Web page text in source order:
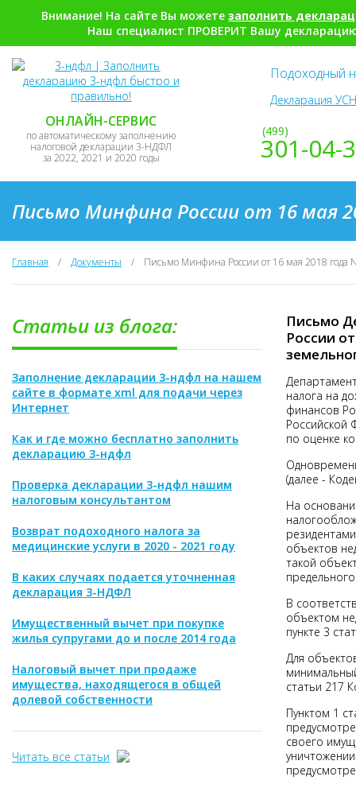
Внимание! На сайте Вы можетезаполнить
Наш специалист ПРОВЕРИТ Вашу
ОНЛАЙН-СЕРВИС
по автоматическому заполнению
налоговой декларации 3-НДФЛ
за 2022, 2021 и 2020 годы
Подоходный
Декларация
(499)
301-04-
Письмо Минфина России от 16 мая
Главная / Документы / Письмо Минфина России от 16 мая 2018 года
Статьи из блога:
Заполнение декларации 3-ндфл на нашем
сайте в формате xml для подачи через
Интернет
Как и где можно бесплатно заполнить
декларацию 3-ндфл
Проверка декларации 3-ндфл нашим
налоговым консультантом
Возврат подоходного налога за
медицинские услуги в 2020 - 2021 году
В каких случаях подается уточненная
декларация 3-НДФЛ
Имущественный вычет при покупке
жилья супругами до и после 2014 года
Налоговый вычет при продаже
имущества, находящегося в общей
долевой собственности
Читать все статьи
Письмо
России
налога на
финансов
Российской
по оценке
(далее -
На
объектов
такой
В
объектом
пункте 3
Для
статьи 217
Пунктом 1
своего